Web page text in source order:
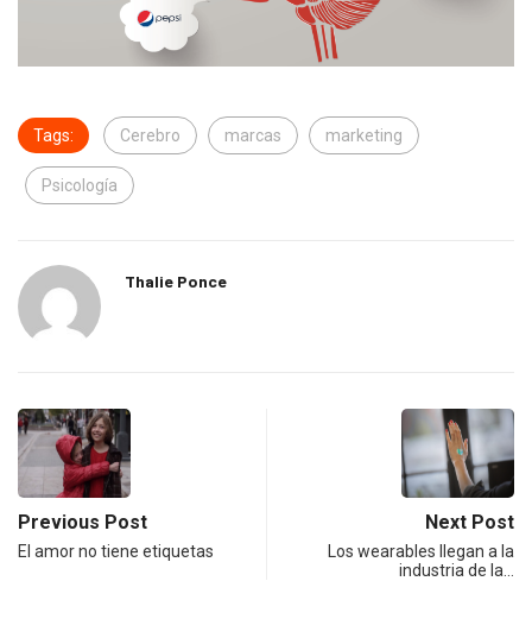
Tags: Cerebro marcas marketing
Psicología
Thalie Ponce
Previous Post
El amor no tiene etiquetas
Next Post
Los wearables llegan a la
industria de la…